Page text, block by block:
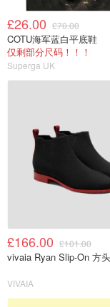
£26.00 £70.00
COTU海军蓝白平底鞋
仅剩部分尺码！！！
Superga UK
£166.00 £101.00
vivaia Ryan Slip-On 方
VIVAIA